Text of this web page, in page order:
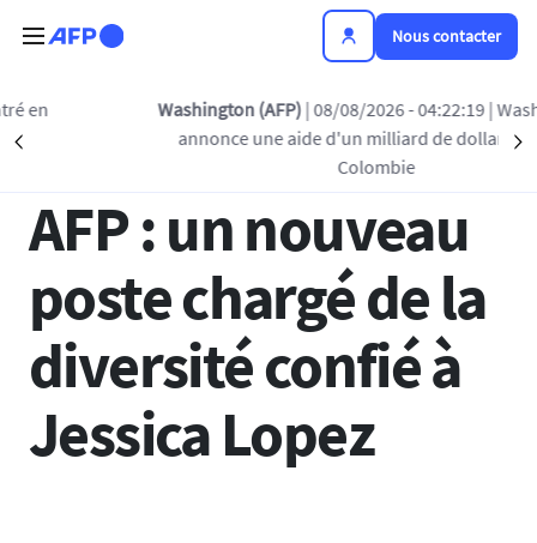
Nous contacter
Washington (AFP)| 08/08/2026 - 04:22:19| Washington
annonce une aide d'un milliard de dollars pour la
Colombie
Retour à la liste
AFP : un nouveau
poste chargé de la
diversité confié à
Jessica Lopez